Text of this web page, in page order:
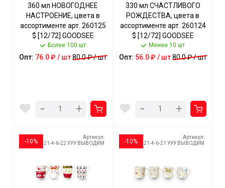
360 мл НОВОГОДНЕЕ
НАСТРОЕНИЕ, цвета в
ассортименте арт. 260125
$ [12/72] GOODSEE
Более 100 шт
Опт: 76.0 ₽ / шт 80.0 ₽ / шт
- +
330 мл СЧАСТЛИВОГО
РОЖДЕСТВА, цвета в
ассортименте арт. 260124
$ [12/72] GOODSEE
Менее 10 шт
Опт: 56.0 ₽ / шт 80.0 ₽ / шт
- +
-10%
Артикул:
21-4-6-22 УУУ ВЫВОДИМ
-10%
Артикул:
21-4-6-21 УУУ ВЫВОДИМ